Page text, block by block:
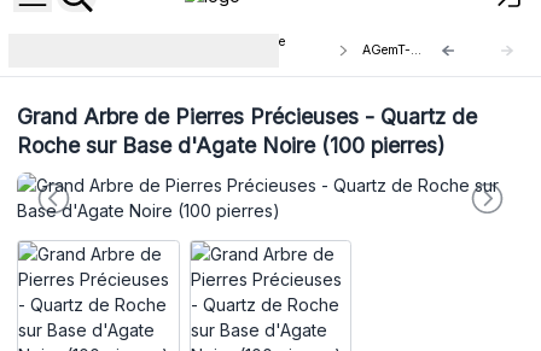
Arbre à Pierres Précieuses sur Base
AGemT-12
Grand Arbre de Pierres Précieuses - Quartz de
Roche sur Base d'Agate Noire (100 pierres)